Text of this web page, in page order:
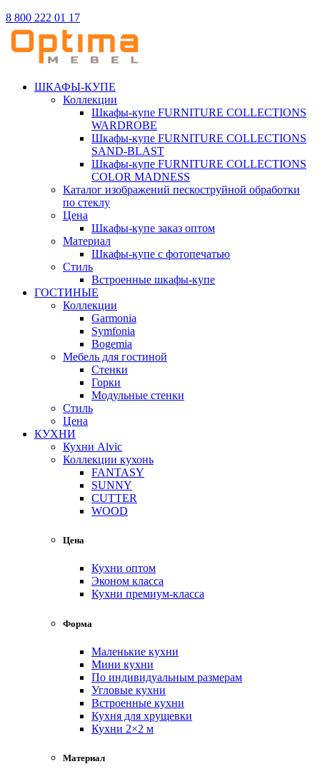
8 800 222 01 17
ШКАФЫ-КУПЕ
Коллекции
Шкафы-купе FURNITURE COLLECTIONS
WARDROBE
Шкафы-купе FURNITURE COLLECTIONS
SAND-BLAST
Шкафы-купе FURNITURE COLLECTIONS
COLOR MADNESS
Каталог изображений пескоструйной обработки
по стеклу
Цена
Шкафы-купе заказ оптом
Материал
Шкафы-купе с фотопечатью
Стиль
Встроенные шкафы-купе
ГОСТИНЫЕ
Коллекции
Garmonia
Symfonia
Bogemia
Мебель для гостиной
Стенки
Горки
Модульные стенки
Стиль
Цена
КУХНИ
Кухни Alvic
Коллекции кухонь
FANTASY
SUNNY
CUTTER
WOOD
Цена
Кухни оптом
Эконом класса
Кухни премиум-класса
Форма
Маленькие кухни
Мини кухни
По индивидуальным размерам
Угловые кухни
Встроенные кухни
Кухня для хрущевки
Кухни 2×2 м
Материал